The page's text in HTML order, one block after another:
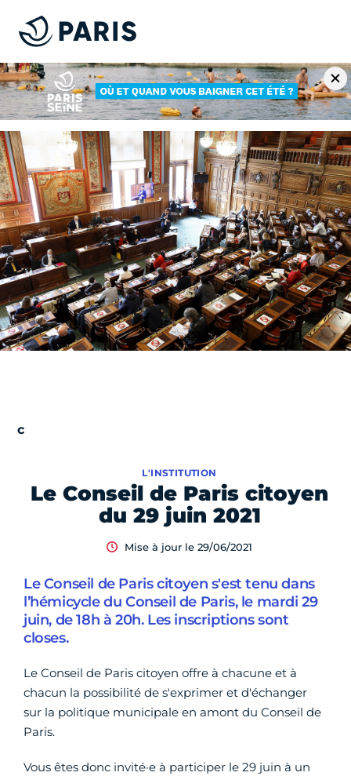
Le Conseil de Paris citoyen
du 29 juin 2021
L'INSTITUTION
Mise à jour le 29/06/2021
Le Conseil de Paris citoyen s'est tenu dans
l’hémicycle du Conseil de Paris, le mardi 29
juin, de 18h à 20h. Les inscriptions sont
closes.
Le Conseil de Paris citoyen offre à chacune et à
chacun la possibilité de s'exprimer et d'échanger
sur la politique municipale en amont du Conseil de
Paris.
Vous êtes donc invité·e à participer le 29 juin à un